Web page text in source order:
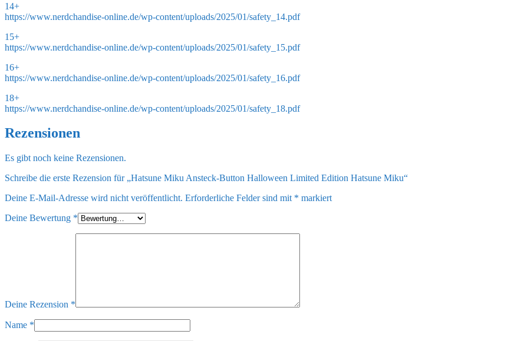
14+
https://www.nerdchandise-online.de/wp-content/uploads/2025/01/safety_14.pdf
15+
https://www.nerdchandise-online.de/wp-content/uploads/2025/01/safety_15.pdf
16+
https://www.nerdchandise-online.de/wp-content/uploads/2025/01/safety_16.pdf
18+
https://www.nerdchandise-online.de/wp-content/uploads/2025/01/safety_18.pdf
Rezensionen
Es gibt noch keine Rezensionen.
Schreibe die erste Rezension für „Hatsune Miku Ansteck-Button Halloween Limited Edition Hatsune Miku“
Deine E-Mail-Adresse wird nicht veröffentlicht. Erforderliche Felder sind mit * markiert
Deine Bewertung *
Deine Rezension *
Name *